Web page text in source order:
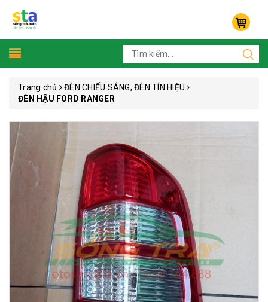
Trang chủ
ĐÈN CHIẾU SÁNG, ĐÈN TÍN HIỆU
ĐÈN HẬU FORD RANGER